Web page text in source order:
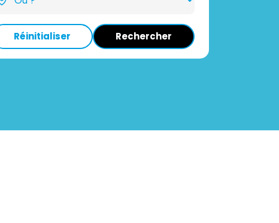
Réinitialiser Rechercher